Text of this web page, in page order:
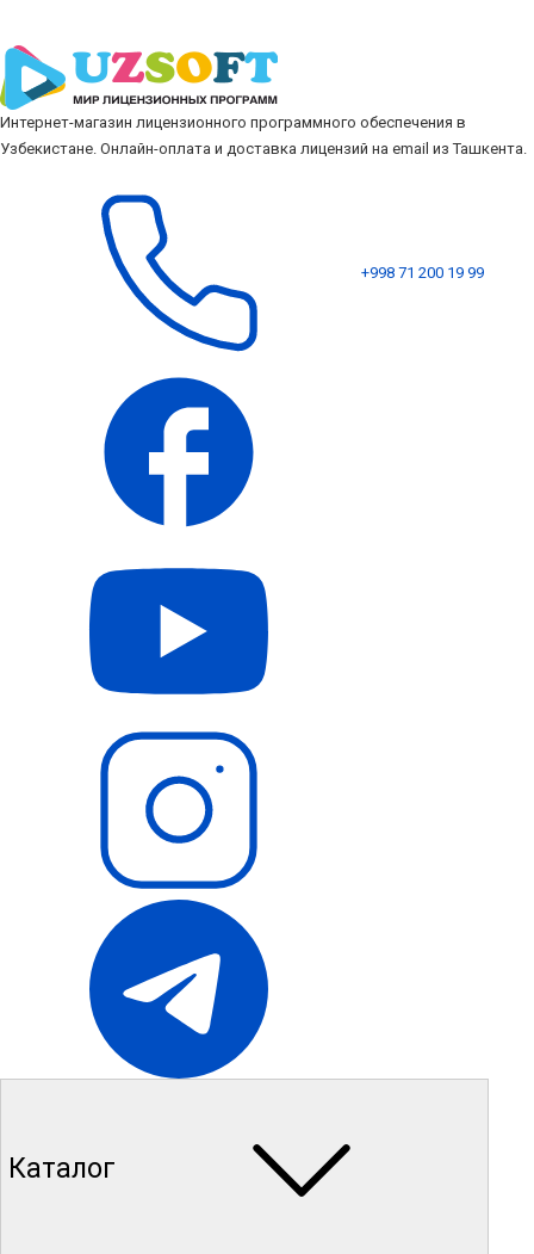
Интернет-магазин лицензионного программного обеспечения в
Узбекистане. Онлайн-оплата и доставка лицензий на email из Ташкента.
+998 71 200 19 99
Каталог